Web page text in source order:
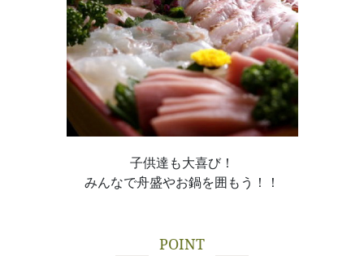
子供達も大喜び！
みんなで舟盛やお鍋を囲もう！！
POINT